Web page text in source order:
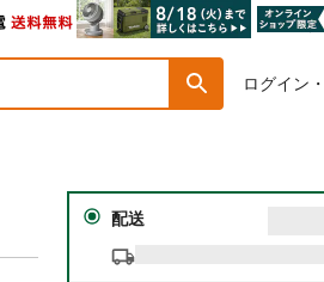
ログイン
配送